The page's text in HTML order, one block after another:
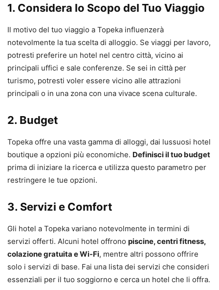
1. Considera lo Scopo del Tuo Viaggio
Il motivo del tuo viaggio a Topeka influenzerà
notevolmente la tua scelta di alloggio. Se viaggi per lavoro,
potresti preferire un hotel nel centro città, vicino ai
principali uffici e sale conferenze. Se sei in città per
turismo, potresti voler essere vicino alle attrazioni
principali o in una zona con una vivace scena culturale.
2. Budget
Topeka offre una vasta gamma di alloggi, dai lussuosi hotel
boutique a opzioni più economiche. Definisci il tuo budget
prima di iniziare la ricerca e utilizza questo parametro per
restringere le tue opzioni.
3. Servizi e Comfort
Gli hotel a Topeka variano notevolmente in termini di
servizi offerti. Alcuni hotel offrono piscine, centri fitness,
colazione gratuita e Wi-Fi, mentre altri possono offrire
solo i servizi di base. Fai una lista dei servizi che consideri
essenziali per il tuo soggiorno e cerca un hotel che li offra.